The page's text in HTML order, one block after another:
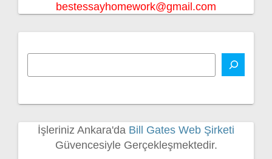
bestessayhomework@gmail.com
İşleriniz Ankara'da Bill Gates Web Şirketi
Güvencesiyle Gerçekleşmektedir.